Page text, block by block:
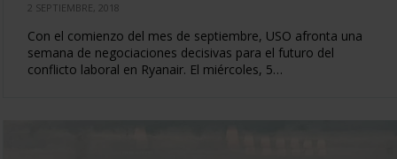
2 SEPTIEMBRE, 2018
Con el comienzo del mes de septiembre, USO afronta una
semana de negociaciones decisivas para el futuro del
conflicto laboral en Ryanair. El miércoles, 5…